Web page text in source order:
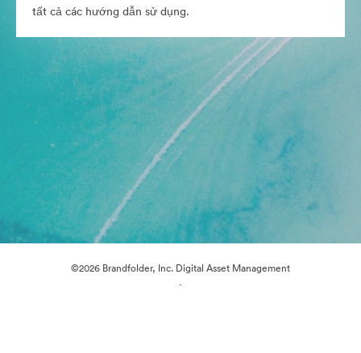
tất cả các hướng dẫn sử dụng.
©2026 Brandfolder, Inc. Digital Asset Management
·